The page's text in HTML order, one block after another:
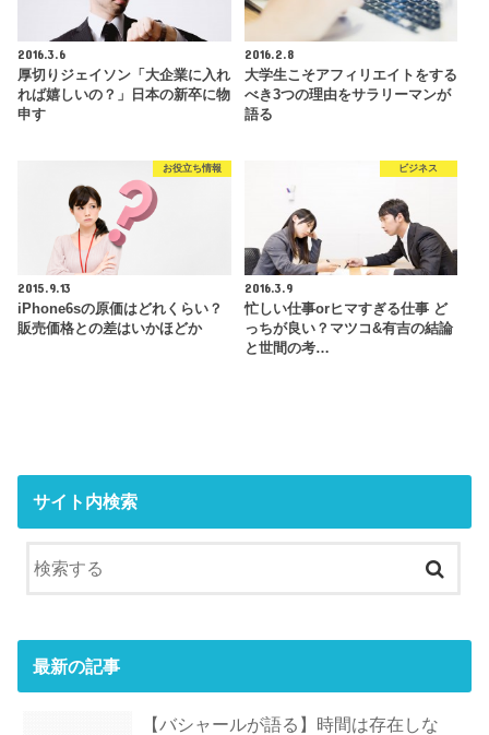
2016.3.6
厚切りジェイソン「大企業に入れ
れば嬉しいの？」日本の新卒に物
申す
2016.2.8
大学生こそアフィリエイトをする
べき3つの理由をサラリーマンが
語る
お役立ち情報
2015.9.13
iPhone6sの原価はどれくらい？
販売価格との差はいかほどか
ビジネス
2016.3.9
忙しい仕事orヒマすぎる仕事 ど
っちが良い？マツコ&有吉の結論
と世間の考…
サイト内検索
最新の記事
【バシャールが語る】時間は存在しな